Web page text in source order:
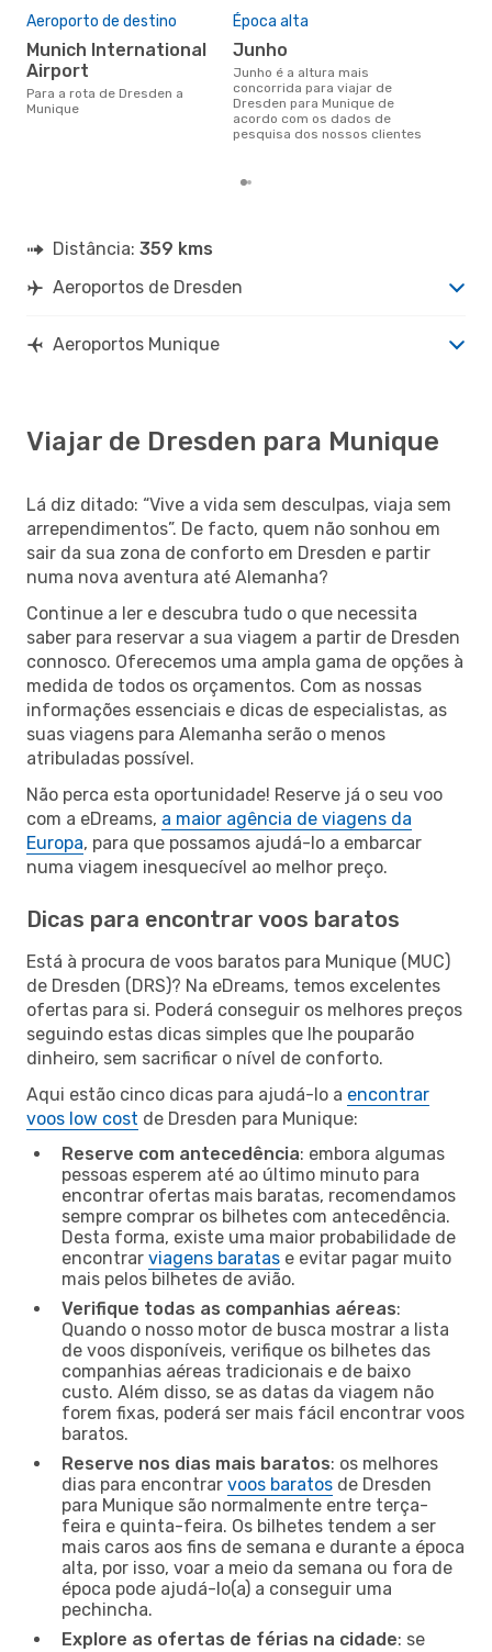
Aeroporto de destino
Munich International
Airport
Para a rota de Dresden a
Munique
Época alta
junho
junho é a altura mais
concorrida para viajar de
Dresden para Munique de
acordo com os dados de
pesquisa dos nossos clientes
Distância: 359 kms
Aeroportos de Dresden
Aeroportos Munique
Viajar de Dresden para Munique
Lá diz ditado: “Vive a vida sem desculpas, viaja sem
arrependimentos”. De facto, quem não sonhou em
sair da sua zona de conforto em Dresden e partir
numa nova aventura até Alemanha?
Continue a ler e descubra tudo o que necessita
saber para reservar a sua viagem a partir de Dresden
connosco. Oferecemos uma ampla gama de opções à
medida de todos os orçamentos. Com as nossas
informações essenciais e dicas de especialistas, as
suas viagens para Alemanha serão o menos
atribuladas possível.
Não perca esta oportunidade! Reserve já o seu voo
com a eDreams, a maior agência de viagens da
Europa, para que possamos ajudá-lo a embarcar
numa viagem inesquecível ao melhor preço.
Dicas para encontrar voos baratos
Está à procura de voos baratos para Munique (MUC)
de Dresden (DRS)? Na eDreams, temos excelentes
ofertas para si. Poderá conseguir os melhores preços
seguindo estas dicas simples que lhe pouparão
dinheiro, sem sacrificar o nível de conforto.
Aqui estão cinco dicas para ajudá-lo a encontrar
voos low cost de Dresden para Munique:
Reserve com antecedência: embora algumas
pessoas esperem até ao último minuto para
encontrar ofertas mais baratas, recomendamos
sempre comprar os bilhetes com antecedência.
Desta forma, existe uma maior probabilidade de
encontrar viagens baratas e evitar pagar muito
mais pelos bilhetes de avião.
Verifique todas as companhias aéreas:
Quando o nosso motor de busca mostrar a lista
de voos disponíveis, verifique os bilhetes das
companhias aéreas tradicionais e de baixo
custo. Além disso, se as datas da viagem não
forem fixas, poderá ser mais fácil encontrar voos
baratos.
Reserve nos dias mais baratos: os melhores
dias para encontrar voos baratos de Dresden
para Munique são normalmente entre terça-
feira e quinta-feira. Os bilhetes tendem a ser
mais caros aos fins de semana e durante a época
alta, por isso, voar a meio da semana ou fora de
época pode ajudá-lo(a) a conseguir uma
pechincha.
Explore as ofertas de férias na cidade: se